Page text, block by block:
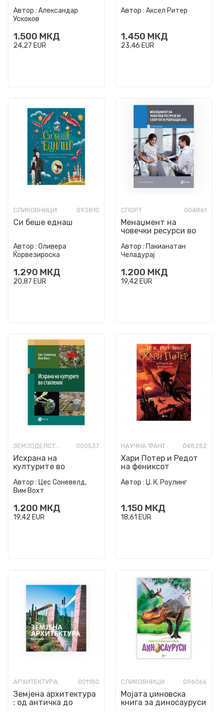
македонски јазик. Т.
1, XX век п...
Автор : Александар
Ускоков
1.500 МКД
24,27 EUR
архитектура и
Автор : Аксел Ритер
1.450 МКД
23,46 EUR
СЛИКОВНИЦИ 093810
Си беше еднаш
Автор : Оливера
Ќорвезироска
1.290 МКД
20,87 EUR
СПОРТ 004861
Менаџмент на
човечки ресурси во
рекреацијата
Автор : Пакианатан
Челадурај
1.200 МКД
19,42 EUR
ЗЕМЈОДЕЛСТВО 000537
Исхрана на
културите во
Автор : Цес Соневелд,
Вим Вохт
1.200 МКД
19,42 EUR
НАУЧНА ФАНТАСТИКА И ФАНТАЗИЈА ЗА МЛАДИ 048252
Хари Потер и Редот
на фениксот
Автор : Џ. К. Роулинг
1.150 МКД
18,61 EUR
АРХИТЕКТУРА 001180
Земјена архитектура
: од античка до
СЛИКОВНИЦИ 096066
Мојата џиновска
книга за диносауруси